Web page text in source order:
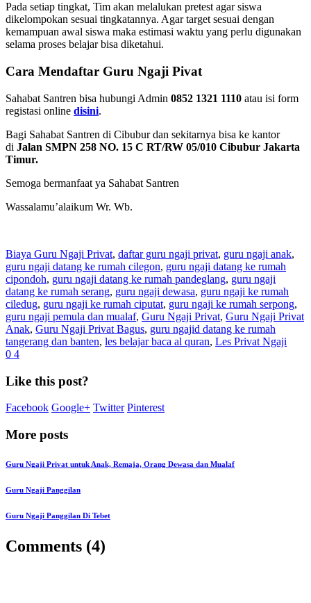
Pada setiap tingkat, Tim akan melalukan pretest agar siswa
dikelompokan sesuai tingkatannya. Agar target sesuai dengan
kemampuan awal siswa maka estimasi waktu yang perlu digunakan
selama proses belajar bisa diketahui.
Cara Mendaftar Guru Ngaji Pivat
Sahabat Santren bisa hubungi Admin 0852 1321 1110 atau isi form
registasi online disini.
Bagi Sahabat Santren di Cibubur dan sekitarnya bisa ke kantor
di Jalan SMPN 258 NO. 15 C RT/RW 05/010 Cibubur Jakarta
Timur.
Semoga bermanfaat ya Sahabat Santren
Wassalamu’alaikum Wr. Wb.
Biaya Guru Ngaji Privat, daftar guru ngaji privat, guru ngaji anak,
guru ngaji datang ke rumah cilegon, guru ngaji datang ke rumah
cipondoh, guru ngaji datang ke rumah pandeglang, guru ngaji
datang ke rumah serang, guru ngaji dewasa, guru ngaji ke rumah
ciledug, guru ngaji ke rumah ciputat, guru ngaji ke rumah serpong,
guru ngaji pemula dan mualaf, Guru Ngaji Privat, Guru Ngaji Privat
Anak, Guru Ngaji Privat Bagus, guru ngajid datang ke rumah
tangerang dan banten, les belajar baca al quran, Les Privat Ngaji
0 4
Like this post?
Facebook Google+ Twitter Pinterest
More posts
Guru Ngaji Privat untuk Anak, Remaja, Orang Dewasa dan Mualaf
Guru Ngaji Panggilan
Guru Ngaji Panggilan Di Tebet
Comments (4)